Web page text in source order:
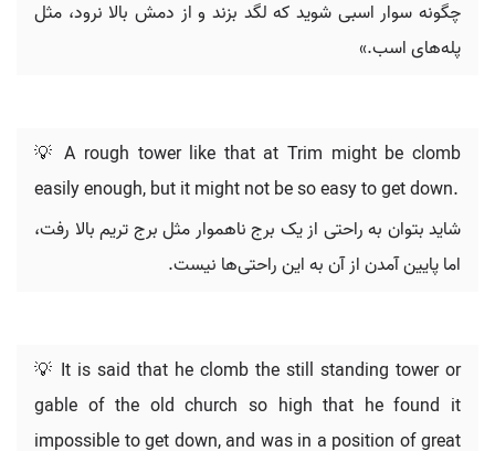
چگونه سوار اسبی شوید که لگد بزند و از دمش بالا نرود، مثل
پله‌های اسب.»
💡 A rough tower like that at Trim might be clomb
easily enough, but it might not be so easy to get down.
شاید بتوان به راحتی از یک برج ناهموار مثل برج تریم بالا رفت،
اما پایین آمدن از آن به این راحتی‌ها نیست.
💡 It is said that he clomb the still standing tower or
gable of the old church so high that he found it
impossible to get down, and was in a position of great